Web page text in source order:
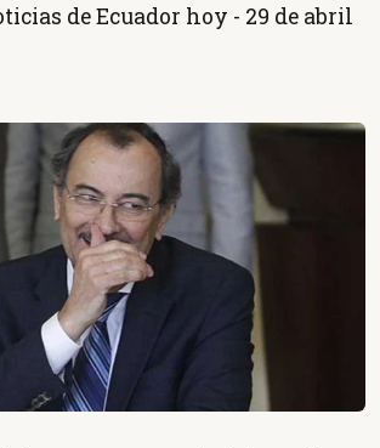
de Ecuador hoy - 29 de abril